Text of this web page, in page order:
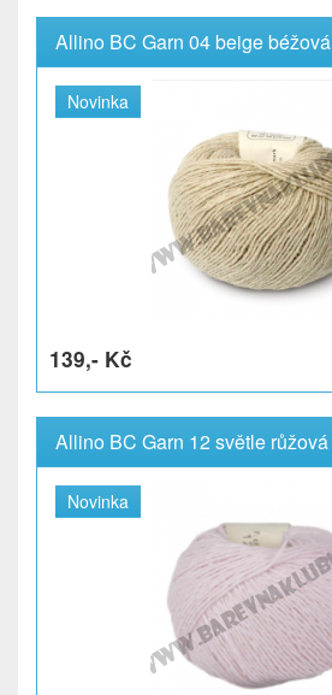
Allino BC Garn 04 beige béžová
Novinka
139,- Kč
Allino BC Garn 12 světle růžová
Novinka